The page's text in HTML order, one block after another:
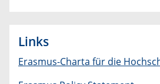
Links
Erasmus-Charta für die